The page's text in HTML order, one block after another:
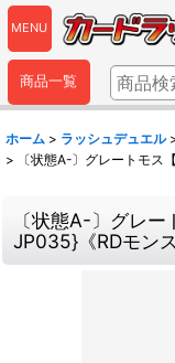
MENU
商品一覧
ホーム > ラッシュデュエル
>
〔状態A-〕グレートモス
〔状態A-〕グレ
JP035}《RDモンス